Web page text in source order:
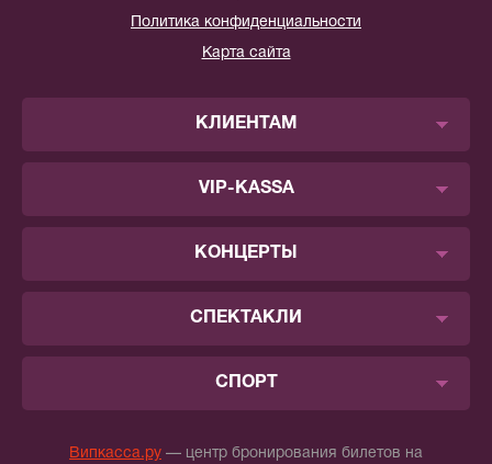
Политика конфиденциальности
Карта сайта
КЛИЕНТАМ
VIP-KASSA
КОНЦЕРТЫ
СПЕКТАКЛИ
СПОРТ
Випкасса.ру — центр бронирования билетов на